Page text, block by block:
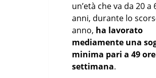
un’età che va da 20 a
anni, durante lo
anno, ha lavorato
mediamente una
minima pari a 49
settimana.